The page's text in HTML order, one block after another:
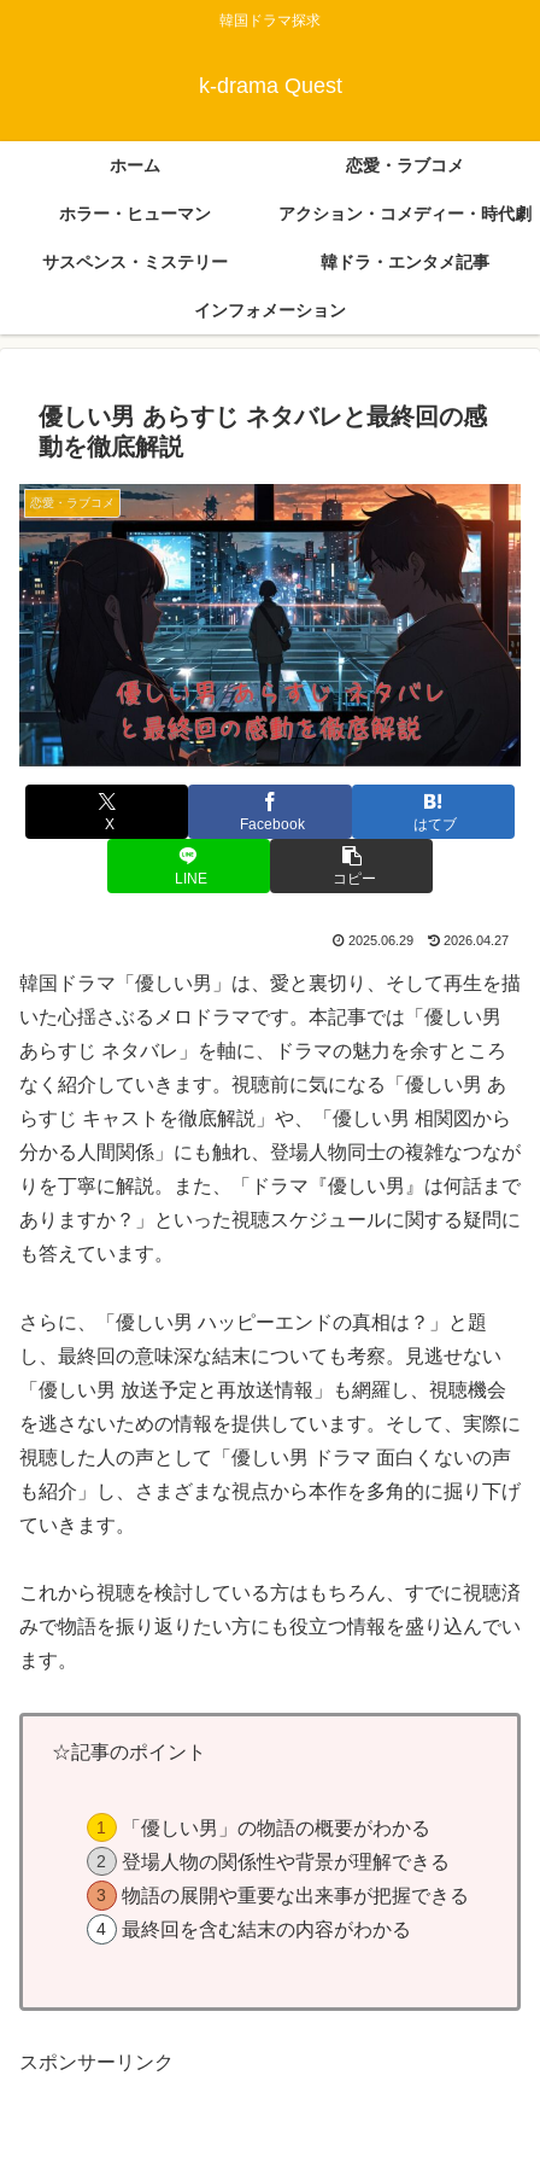
韓国ドラマ探求
k-drama Quest
ホーム 恋愛・ラブコメ
ホラー・ヒューマン アクション・コメディー・時代劇
サスペンス・ミステリー 韓ドラ・エンタメ記事
インフォメーション
優しい男 あらすじ ネタバレと最終回の感
動を徹底解説
恋愛・ラブコメ
X Facebook はてブ
LINE コピー
2025.06.29 2026.04.27
韓国ドラマ「優しい男」は、愛と裏切り、そして再生を描
いた心揺さぶるメロドラマです。本記事では「優しい男
あらすじ ネタバレ」を軸に、ドラマの魅力を余すところ
なく紹介していきます。視聴前に気になる「優しい男 あ
らすじ キャストを徹底解説」や、「優しい男 相関図から
分かる人間関係」にも触れ、登場人物同士の複雑なつなが
りを丁寧に解説。また、「ドラマ『優しい男』は何話まで
ありますか？」といった視聴スケジュールに関する疑問に
も答えています。
さらに、「優しい男 ハッピーエンドの真相は？」と題
し、最終回の意味深な結末についても考察。見逃せない
「優しい男 放送予定と再放送情報」も網羅し、視聴機会
を逃さないための情報を提供しています。そして、実際に
視聴した人の声として「優しい男 ドラマ 面白くないの声
も紹介」し、さまざまな視点から本作を多角的に掘り下げ
ていきます。
これから視聴を検討している方はもちろん、すでに視聴済
みで物語を振り返りたい方にも役立つ情報を盛り込んでい
ます。
☆記事のポイント
「優しい男」の物語の概要がわかる
登場人物の関係性や背景が理解できる
物語の展開や重要な出来事が把握できる
最終回を含む結末の内容がわかる
スポンサーリンク